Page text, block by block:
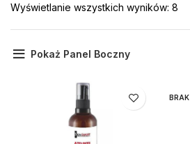
Wyświetlanie wszystkich wyników: 8
Pokaż Panel Boczny
BRAK